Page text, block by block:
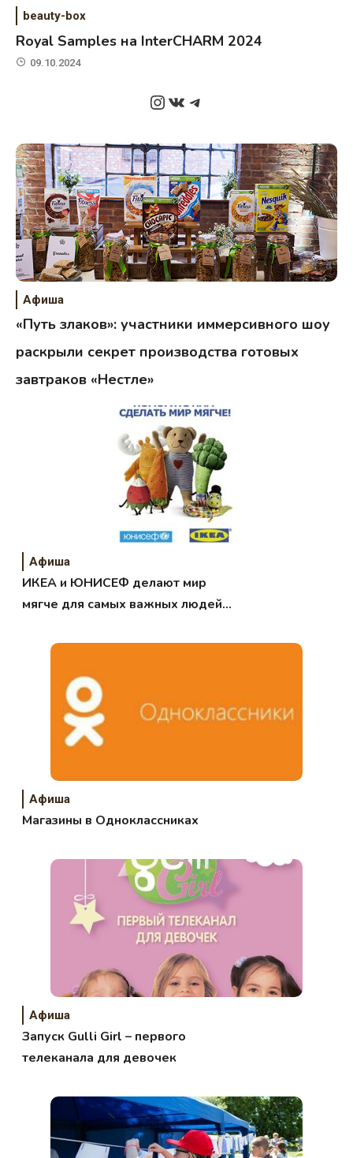
beauty-box
Royal Samples на InterCHARM 2024
09.10.2024
Instagram
ВКонтакте
Telegram
Афиша
«Путь злаков»: участники иммерсивного шоу
раскрыли секрет производства готовых
завтраков «Нестле»
Афиша
ИКЕА и ЮНИСЕФ делают мир
мягче для самых важных людей
Афиша
Магазины в Одноклассниках
Афиша
Запуск Gulli Girl – первого
телеканала для девочек